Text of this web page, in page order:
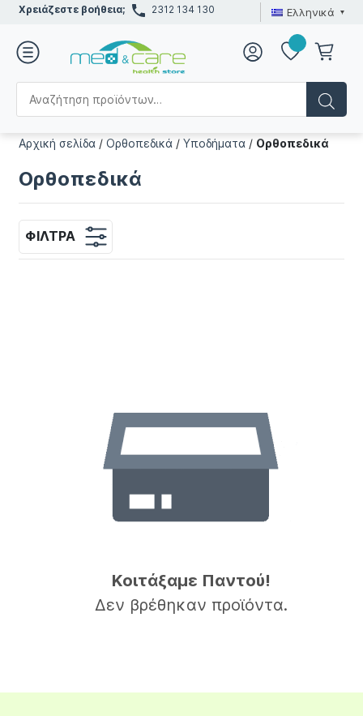
Χρειάζεστε βοήθεια; 2312 134 130 Ελληνικά
Αρχική σελίδα /Ορθοπεδικά /Υποδήματα / Ορθοπεδικά
Ορθοπεδικά
ΦΊΛΤΡΑ
Κοιτάξαμε Παντού!
Δεν βρέθηκαν προϊόντα.